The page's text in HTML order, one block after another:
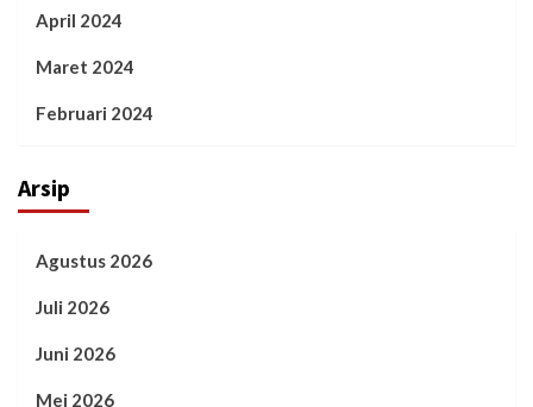
April 2024
Maret 2024
Februari 2024
Arsip
Agustus 2026
Juli 2026
Juni 2026
Mei 2026